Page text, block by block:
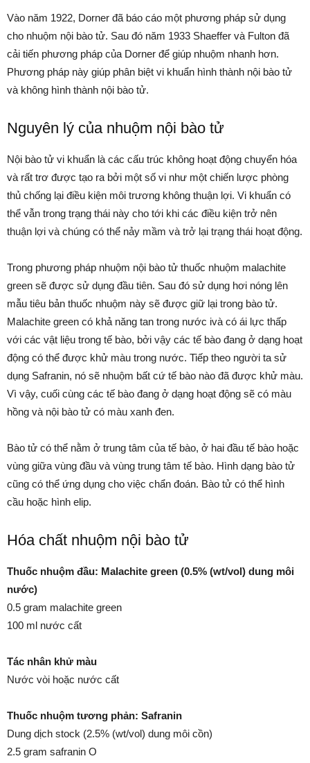
Vào năm 1922, Dorner đã báo cáo một phương pháp sử dụng
cho nhuộm nội bào tử. Sau đó năm 1933 Shaeffer và Fulton đã
cải tiến phương pháp của Dorner để giúp nhuộm nhanh hơn.
Phương pháp này giúp phân biệt vi khuẩn hình thành nội bào tử
và không hình thành nội bào tử.
Nguyên lý của nhuộm nội bào tử
Nội bào tử vi khuẩn là các cấu trúc không hoạt động chuyển hóa
và rất trơ được tạo ra bởi một số vi như một chiến lược phòng
thủ chống lại điều kiện môi trương không thuận lợi. Vi khuẩn có
thể vẫn trong trạng thái này cho tới khi các điều kiện trở nên
thuận lợi và chúng có thể nảy mầm và trở lại trạng thái hoạt động.
Trong phương pháp nhuộm nội bào tử thuốc nhuộm malachite
green sẽ được sử dụng đầu tiên. Sau đó sử dụng hơi nóng lên
mẫu tiêu bản thuốc nhuộm này sẽ được giữ lại trong bào tử.
Malachite green có khả năng tan trong nước ivà có ái lực thấp
với các vật liệu trong tế bào, bởi vậy các tế bào đang ở dạng hoạt
động có thể được khử màu trong nước. Tiếp theo người ta sử
dụng Safranin, nó sẽ nhuộm bất cứ tế bào nào đã được khử màu.
Vì vậy, cuối cùng các tế bào đang ở dạng hoạt động sẽ có màu
hồng và nội bào tử có màu xanh đen.
Bào tử có thể nằm ở trung tâm của tế bào, ở hai đầu tế bào hoặc
vùng giữa vùng đầu và vùng trung tâm tế bào. Hình dạng bào tử
cũng có thể ứng dụng cho việc chẩn đoán. Bào tử có thể hình
cầu hoặc hình elip.
Hóa chất nhuộm nội bào tử
Thuốc nhuộm đầu: Malachite green (0.5% (wt/vol) dung môi
nước)
0.5 gram malachite green
100 ml nước cất
Tác nhân khử màu
Nước vòi hoặc nước cất
Thuốc nhuộm tương phản: Safranin
Dung dịch stock (2.5% (wt/vol) dung môi cồn)
2.5 gram safranin O